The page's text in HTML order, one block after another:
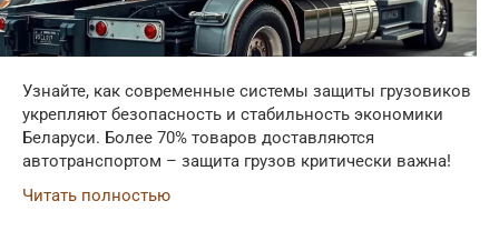
Узнайте, как современные системы защиты грузовиков
укрепляют безопасность и стабильность экономики
Беларуси. Более 70% товаров доставляются
автотранспортом – защита грузов критически важна!
Читать полностью